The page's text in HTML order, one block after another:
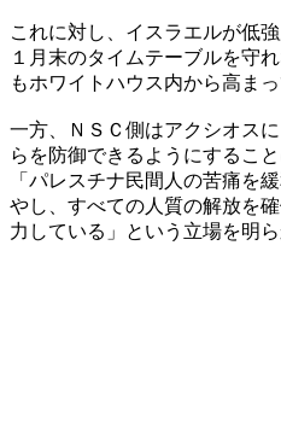
これに対し、イスラエルが低
１月末のタイムテーブルを守
もホワイトハウス内から高まっ
一方、ＮＳＣ側はアクシオス
らを防御できるようにするこ
「パレスチナ民間人の苦痛を
やし、すべての人質の解放を
力している」という立場を明ら